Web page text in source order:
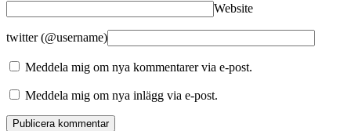
Website
twitter (@username)
Meddela mig om nya kommentarer via e-post.
Meddela mig om nya inlägg via e-post.